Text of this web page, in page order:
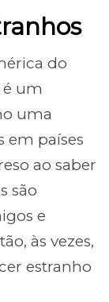
do
é um
uma
em países
ao saber
são
e
às vezes,
estranho